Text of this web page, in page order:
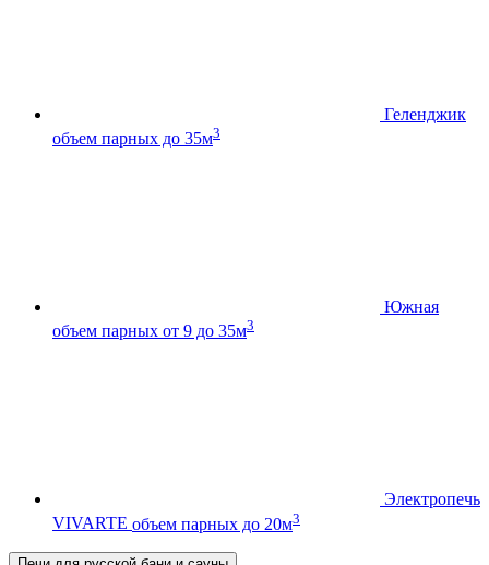
Геленджик
объем парных до 35м3
Южная
объем парных от 9 до 35м3
Электропечь
VIVARTE объем парных до 20м3